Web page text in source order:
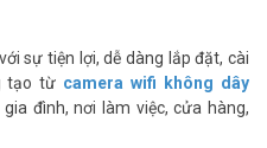
người thân yêu cần bạn.
còi báo động. Ngoài ra, bạn
bằng nút gọi trên camera – một
cuộc gọi video.
sự tiện lợi, dễ dàng lắp đặt, cài
tạo từ camera wifi không dây
đình, nơi làm việc, cửa hàng,